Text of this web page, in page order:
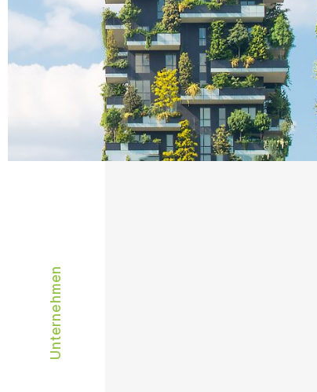
Unternehmen